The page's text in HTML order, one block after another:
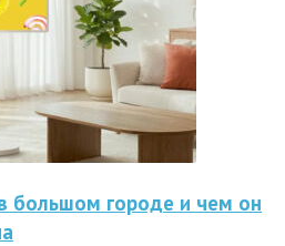
большом городе и чем он